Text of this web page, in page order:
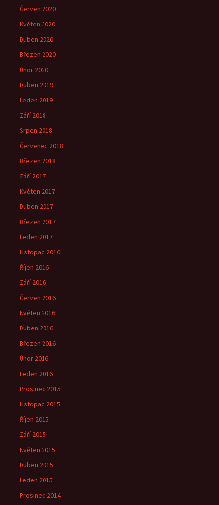
Červen 2020
Květen 2020
Duben 2020
Březen 2020
Únor 2020
Duben 2019
Leden 2019
Září 2018
Srpen 2018
Červenec 2018
Březen 2018
Září 2017
Květen 2017
Duben 2017
Březen 2017
Leden 2017
Listopad 2016
Říjen 2016
Září 2016
Červen 2016
Květen 2016
Duben 2016
Březen 2016
Únor 2016
Leden 2016
Prosinec 2015
Listopad 2015
Říjen 2015
Září 2015
Květen 2015
Duben 2015
Leden 2015
Prosinec 2014